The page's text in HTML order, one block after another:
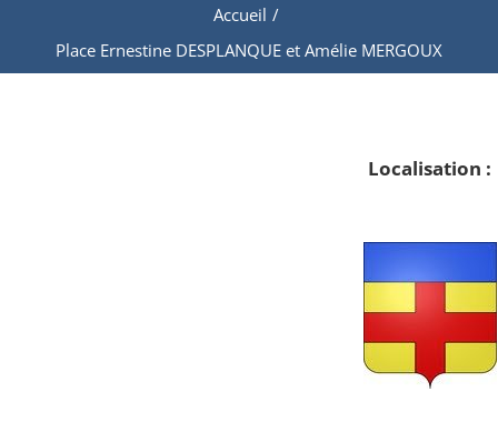
Accueil /
Place Ernestine DESPLANQUE et Amélie MERGOUX
Localisation :